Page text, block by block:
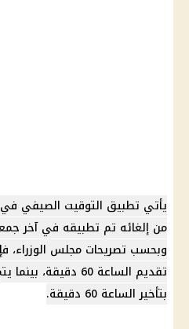
يأتي تطبيق التوقيت الصيفي
وبحسب تصريحات مجلس الوزراء،
تقديم الساعة 60 دقيقة
، بينما
بتأخيرالساعة 60 دقيقة .